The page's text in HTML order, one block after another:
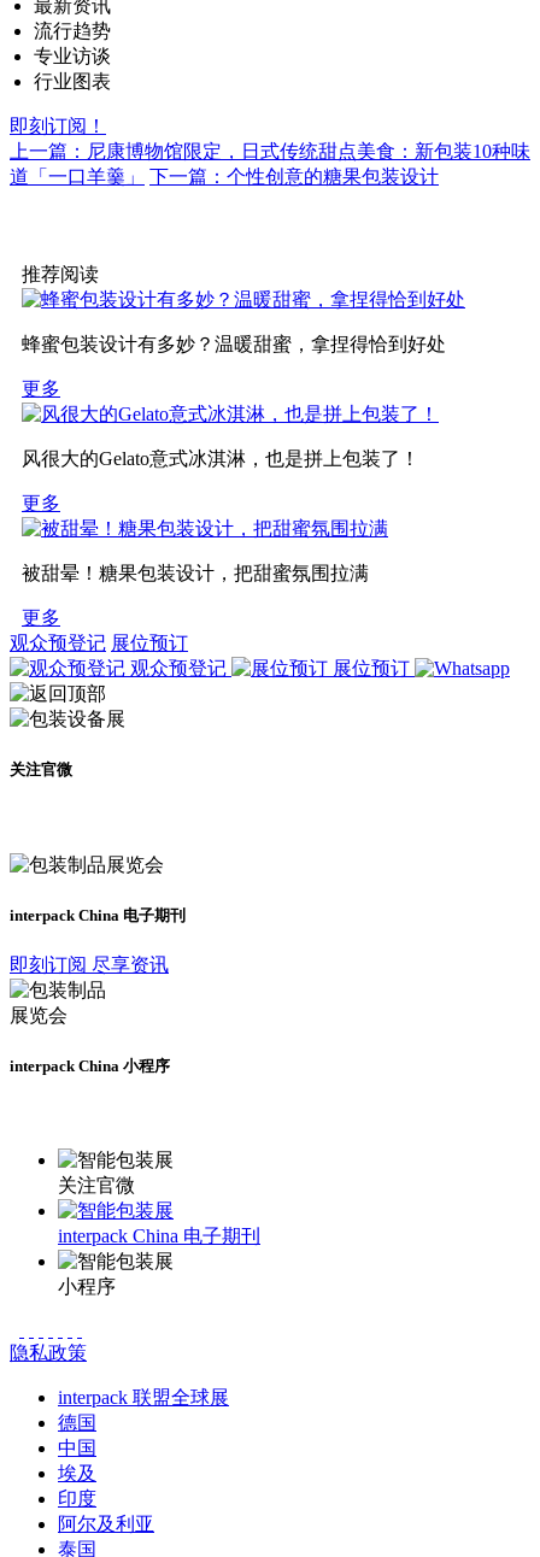
最新资讯
流行趋势
专业访谈
行业图表
即刻订阅！
上一篇：尼康博物馆限定，日式传统甜点美食：新包装10种味
道「一口羊羹」
下一篇：个性创意的糖果包装设计
推荐阅读
蜂蜜包装设计有多妙？温暖甜蜜，拿捏得恰到好处
更多
风很大的Gelato意式冰淇淋，也是拼上包装了！
更多
被甜晕！糖果包装设计，把甜蜜氛围拉满
更多
观众预登记 展位预订
观众预登记
展位预订
关注官微
interpack China 电子期刊
即刻订阅 尽享资讯
interpack China 小程序
关注官微
interpack China 电子期刊
小程序
隐私政策
interpack 联盟全球展
德国
中国
埃及
印度
阿尔及利亚
泰国